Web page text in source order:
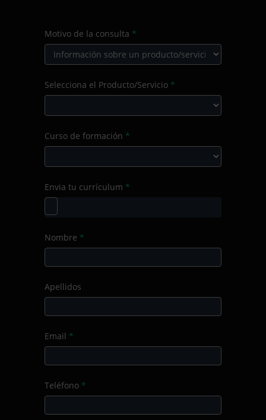
CONTACTO
PRINCIPAL
Motivo de la consulta *
de
Selecciona el Producto/Servicio *
Producto/Servicio
Curso de formación *
Envia tu currículum *
Nombre *
Apellidos
Email *
Teléfono *